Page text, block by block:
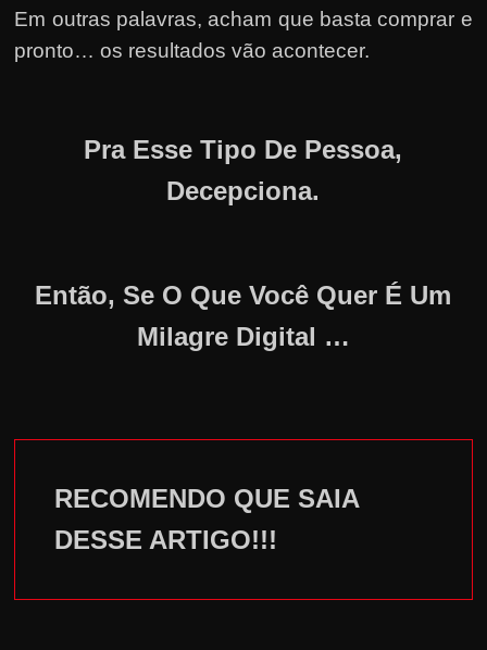
Em outras palavras, acham que basta comprar e
pronto… os resultados vão acontecer.
Pra Esse Tipo De Pessoa,
Decepciona.
Então, Se O Que Você Quer É Um
Milagre Digital …
RECOMENDO QUE SAIA
DESSE ARTIGO!!!